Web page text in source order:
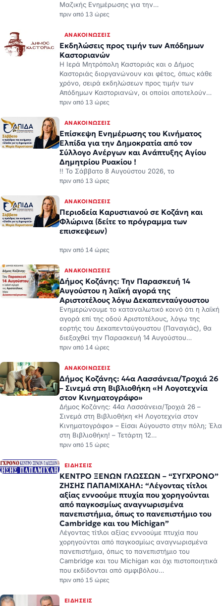
Μαζικής Ενημέρωσης για την…
πριν από 13 ώρες
ΑΝΑΚΟΙΝΏΣΕΙΣ
Εκδηλώσεις προς τιμήν των Απόδημων
Καστοριανών
Η Ιερά Μητρόπολη Καστοριάς και ο Δήμος
Καστοριάς διοργανώνουν και φέτος, όπως κάθε
χρόνο, σειρά εκδηλώσεων προς τιμήν των
Απόδημων Καστοριανών, οι οποίοι αποτελούν…
πριν από 13 ώρες
ΑΝΑΚΟΙΝΏΣΕΙΣ
Επίσκεψη Ενημέρωσης του Κινήματος
Ελπίδα για την Δημοκρατία από τον
Σύλλογο Ανέργων και Ανάπτυξης Αγίου
Δημητρίου Ρυακίου !
!! Το Σάββατο 8 Αυγούστου 2026, το
πριν από 13 ώρες
ΑΝΑΚΟΙΝΏΣΕΙΣ
Περιοδεία Καρυστιανού σε Κοζάνη και
Φλώρινα (δείτε το πρόγραμμα των
επισκεψεων)
πριν από 14 ώρες
ΑΝΑΚΟΙΝΏΣΕΙΣ
Δήμος Κοζάνης: Την Παρασκευή 14
Αυγούστου η λαϊκή αγορά της
Αριστοτέλους λόγω Δεκαπενταύγουστου
Ενημερώνουμε το καταναλωτικό κοινό ότι η λαϊκή
αγορά επί της οδού Αριστοτέλους, λόγω της
εορτής του Δεκαπενταύγουστου (Παναγιάς), θα
διεξαχθεί την Παρασκευή 14 Αυγούστου…
πριν από 14 ώρες
ΑΝΑΚΟΙΝΏΣΕΙΣ
Δήμος Κοζάνης: 44α Λασσάνεια/Τροχιά 26
– Σινεμά στη Βιβλιοθήκη «Η Λογοτεχνία
στον Κινηματογράφο»
Δήμος Κοζάνης: 44α Λασσάνεια/Τροχιά 26 –
Σινεμά στη Βιβλιοθήκη «Η Λογοτεχνία στον
Κινηματογράφο» – Είσαι Αύγουστο στην πόλη; Έλα
στη Βιβλιοθήκη! – Τετάρτη 12…
πριν από 15 ώρες
ΕΙΔΉΣΕΙΣ
ΚΕΝΤΡΟ ΞΕΝΩΝ ΓΛΩΣΣΩΝ – “ΣΥΓΧΡΟΝΟ”
ΖΗΣΗΣ ΠΑΠΑΜΙΧΑΗΛ: “Λέγοντας τίτλοι
αξίας εννοούμε πτυχία που χορηγούνται
από παγκοσμίως αναγνωρισμένα
πανεπιστήμια, όπως το πανεπιστήμιο του
Cambridge και του Michigan”
Λέγοντας τίτλοι αξίας εννοούμε πτυχία που
χορηγούνται από παγκοσμίως αναγνωρισμένα
πανεπιστήμια, όπως το πανεπιστήμιο του
Cambridge και του Michigan και όχι πιστοποιητικά
που εκδίδονται από αμφιβόλου…
πριν από 15 ώρες
ΕΙΔΉΣΕΙΣ